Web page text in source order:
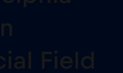
Field